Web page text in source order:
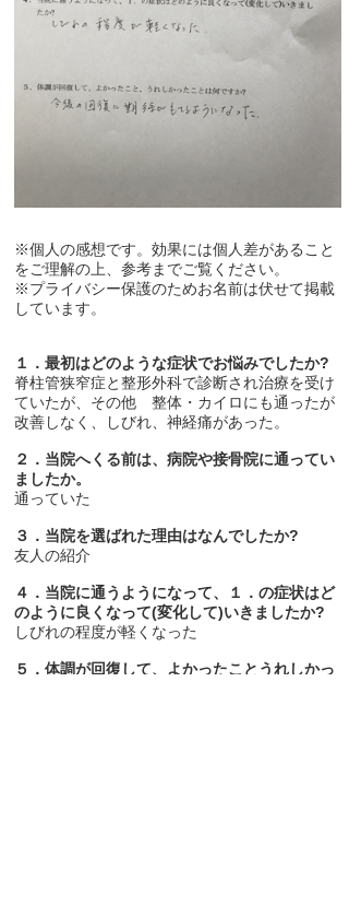
※個人の感想です。効果には個人差があること
をご理解の上、参考までご覧ください。
※プライバシー保護のためお名前は伏せて掲載
しています。
１．最初はどのような症状でお悩みでしたか?
脊柱管狭窄症と整形外科で診断され治療を受け
ていたが、その他 整体・カイロにも通ったが
改善しなく、しびれ、神経痛があった。
２．当院へくる前は、病院や接骨院に通ってい
ましたか。
通っていた
３．当院を選ばれた理由はなんでしたか?
友人の紹介
４．当院に通うようになって、１．の症状はど
のように良くなって(変化して)いきましたか?
しびれの程度が軽くなった
５．体調が回復して、よかったことうれしかっ